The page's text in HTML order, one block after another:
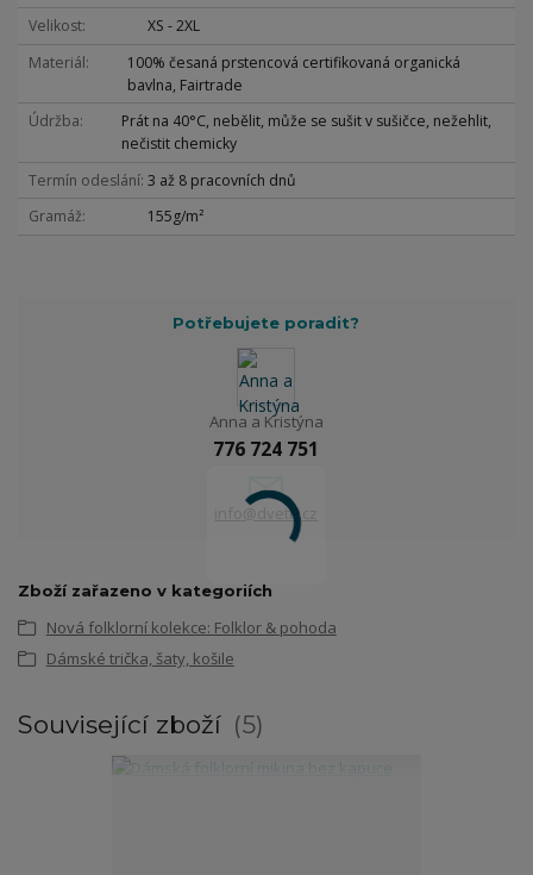
Velikost
XS - 2XL
Materiál
100% česaná prstencová certifikovaná organická
bavlna, Fairtrade
Údržba
Prát na 40°C, nebělit, může se sušit v sušičce, nežehlit,
nečistit chemicky
Termín odeslání 3 až 8 pracovních dnů
Gramáž
155g/m²
Potřebujete poradit?
Anna a Kristýna
776 724 751
info@dvetu.cz
Zboží zařazeno v kategoriích
Nová folklorní kolekce: Folklor & pohoda
Dámské trička, šaty, košile
Související zboží 5